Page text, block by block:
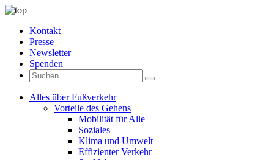
Kontakt
Presse
Newsletter
Spenden
Alles über Fußverkehr
Vorteile des Gehens
Mobilität für Alle
Soziales
Klima und Umwelt
Effizienter Verkehr